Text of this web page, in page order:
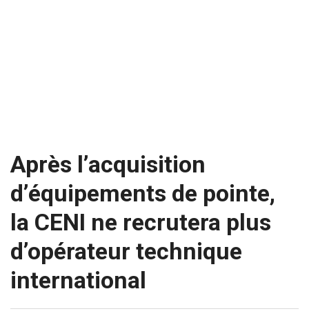
Après l’acquisition
d’équipements de pointe,
la CENI ne recrutera plus
d’opérateur technique
international